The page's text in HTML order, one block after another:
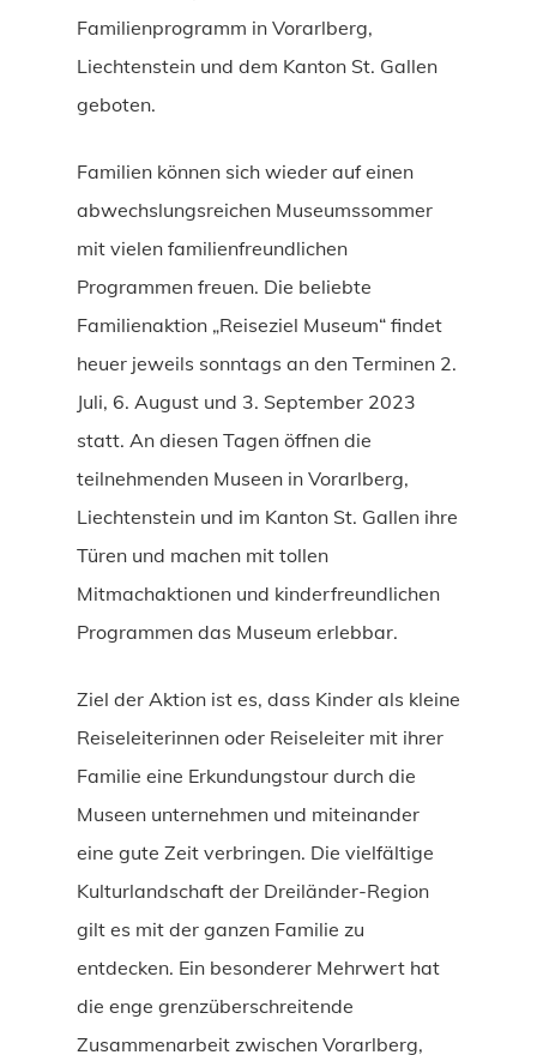
Familienprogramm in Vorarlberg,
Liechtenstein und dem Kanton St. Gallen
geboten.
Familien können sich wieder auf einen
abwechslungsreichen Museumssommer
mit vielen familienfreundlichen
Programmen freuen. Die beliebte
Familienaktion „Reiseziel Museum“ findet
heuer jeweils sonntags an den Terminen 2.
Juli, 6. August und 3. September 2023
statt. An diesen Tagen öffnen die
teilnehmenden Museen in Vorarlberg,
Liechtenstein und im Kanton St. Gallen ihre
Türen und machen mit tollen
Mitmachaktionen und kinderfreundlichen
Programmen das Museum erlebbar.
Ziel der Aktion ist es, dass Kinder als kleine
Reiseleiterinnen oder Reiseleiter mit ihrer
Familie eine Erkundungstour durch die
Museen unternehmen und miteinander
eine gute Zeit verbringen. Die vielfältige
Kulturlandschaft der Dreiländer-Region
gilt es mit der ganzen Familie zu
entdecken. Ein besonderer Mehrwert hat
die enge grenzüberschreitende
Zusammenarbeit zwischen Vorarlberg,